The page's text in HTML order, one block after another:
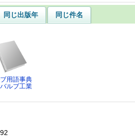
同じ出版年
同じ件名
用語事典
ルブ工業